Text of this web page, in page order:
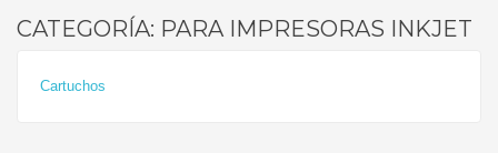
CATEGORÍA: PARA IMPRESORAS INKJET
Cartuchos